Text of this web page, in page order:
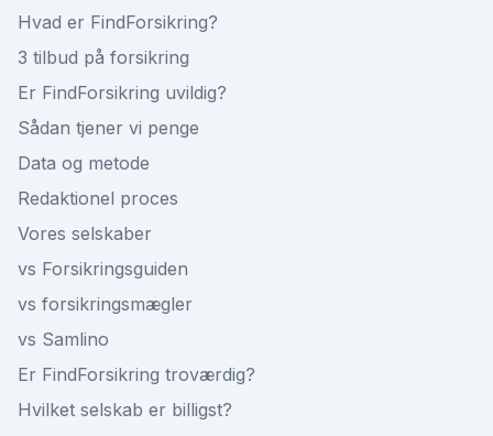
Hvad er FindForsikring?
3 tilbud på forsikring
Er FindForsikring uvildig?
Sådan tjener vi penge
Data og metode
Redaktionel proces
Vores selskaber
vs Forsikringsguiden
vs forsikringsmægler
vs Samlino
Er FindForsikring troværdig?
Hvilket selskab er billigst?